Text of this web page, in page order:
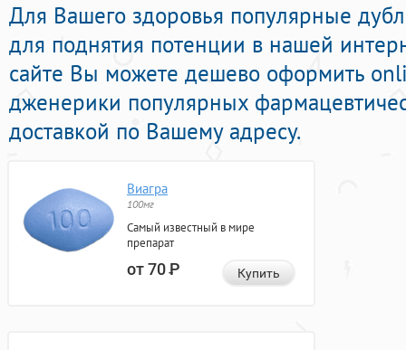
Для Вашего здоровья популярные
для поднятия потенции в нашей
сайте Вы можете дешево оформить
дженерики популярных
доставкой по Вашему адресу.
Виагра
100мг
Самый известный в мире
препарат
от 70Р Купить